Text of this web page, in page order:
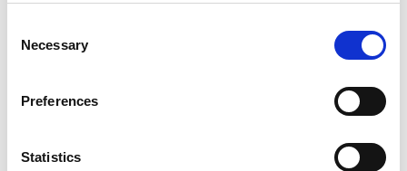
Selection
Necessary
Preferences
Statistics